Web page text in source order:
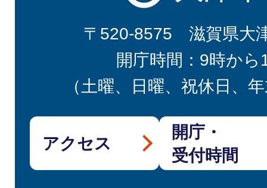
〒520-8575 滋賀県大
開庁時間：9時から
（土曜、日曜、祝休日、
アクセス
開庁・
受付時間